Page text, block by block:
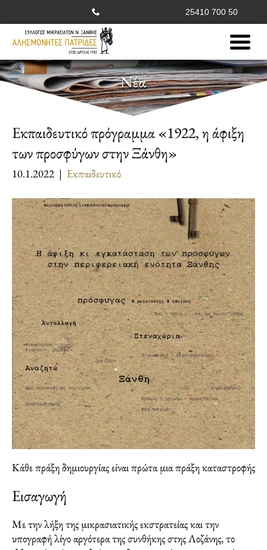
25410 700 50
Νέα
Εκπαιδευτικό πρόγραμμα «1922, η άφιξη
των προσφύγων στην Ξάνθη»
10.1.2022 | Εκπαιδευτικό
Κάθε πράξη δημιουργίας είναι πρώτα μια πράξη καταστροφής
Εισαγωγή
Με την λήξη της μικρασιατικής εκστρατείας και την
υπογραφή λίγο αργότερα της συνθήκης στης Λοζάνης, το